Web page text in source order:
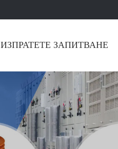
ИЗПРАТЕТЕ ЗАПИТВАНЕ